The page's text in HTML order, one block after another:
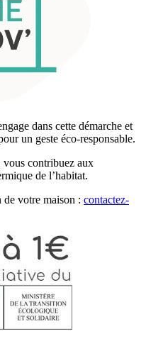
dans cette démarche et
un geste éco-responsable.
vous contribuez aux
de l’habitat.
de votre maison : contactez-